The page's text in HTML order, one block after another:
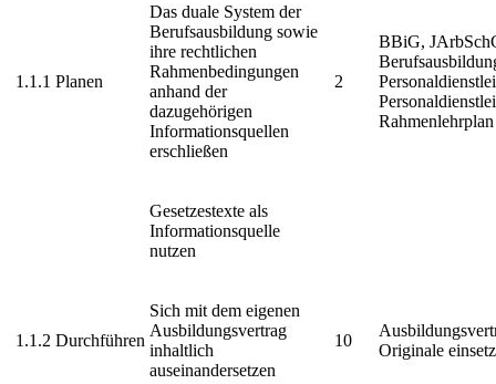
1.1.1 Planen
Das duale System der
Berufsausbildung sowie
ihre rechtlichen
Rahmenbedingungen
anhand der
dazugehörigen
Informationsquellen
erschließen
2
BBiG,
Rahmenlehrplan
Gesetzestexte als
Informationsquelle
nutzen
1.1.2 Durchführen
Sich mit dem eigenen
Ausbildungsvertrag
inhaltlich
auseinandersetzen
10
Originale